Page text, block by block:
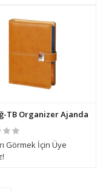
TB Organizer Ajanda
Görmek İçin Üye